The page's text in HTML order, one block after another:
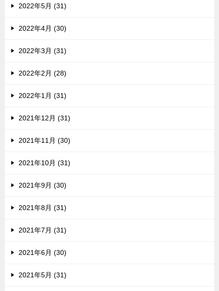
2022年5月 (31)
2022年4月 (30)
2022年3月 (31)
2022年2月 (28)
2022年1月 (31)
2021年12月 (31)
2021年11月 (30)
2021年10月 (31)
2021年9月 (30)
2021年8月 (31)
2021年7月 (31)
2021年6月 (30)
2021年5月 (31)